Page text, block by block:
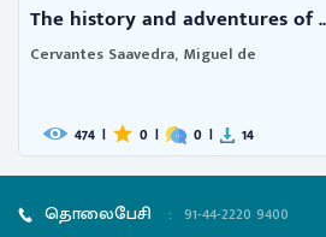
The history and adventures of
Cervantes Saavedra, Miguel de
474 | 0 | 0 | 14
தொலைபேசி : 91-44-2220 9400